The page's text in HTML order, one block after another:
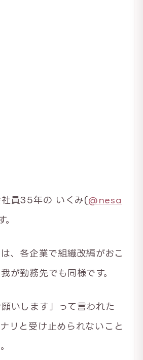
社員35年の いくみ(@nesa
。
、各企業で組織改編がおこ
が勤務先でも同様です。
いします」って言われた
リと受け止められないこと